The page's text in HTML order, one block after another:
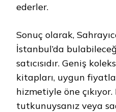
ederler.
Sonuç olarak,
İstanbul’da
satıcısıdır. Geniş
kitapları, uygun
hizmetiyle öne
tutkunuysanız veya